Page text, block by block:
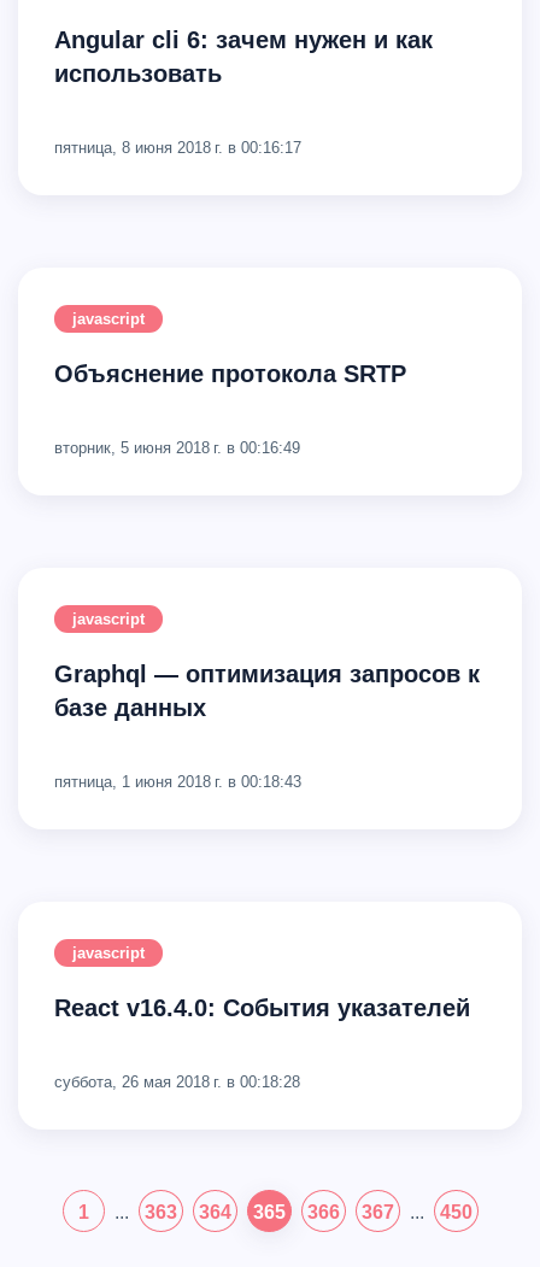
Angular cli 6: зачем нужен и как
использовать
пятница, 8 июня 2018 г. в 00:16:17
javascript
Объяснение протокола SRTP
вторник, 5 июня 2018 г. в 00:16:49
javascript
graphql — оптимизация запросов к
базе данных
пятница, 1 июня 2018 г. в 00:18:43
javascript
React v16.4.0: События указателей
суббота, 26 мая 2018 г. в 00:18:28
1 ... 363 364 365 366 367 ... 450